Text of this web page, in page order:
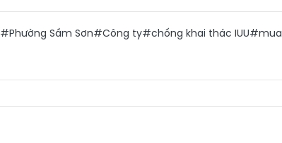
#Phường Sầm Sơn#Công ty#chống khai thác IUU#mua